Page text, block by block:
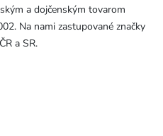
a dojčenským tovarom
Na nami zastupované značky
a SR.